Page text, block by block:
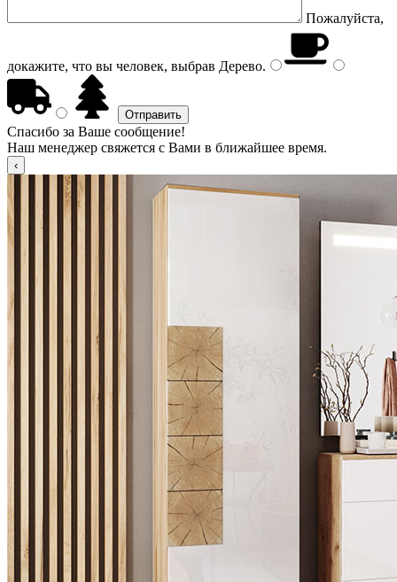
Пожалуйста,
докажите, что вы человек, выбрав Дерево.
Спасибо за Ваше сообщение!
Наш менеджер свяжется с Вами в ближайшее время.